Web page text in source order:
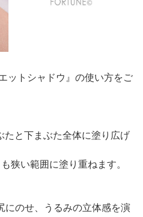
ットシャドウ』の使い方をご
たと下まぶた全体に塗り広げ
狭い範囲に塗り重ねます。
にのせ、うるみの立体感を演